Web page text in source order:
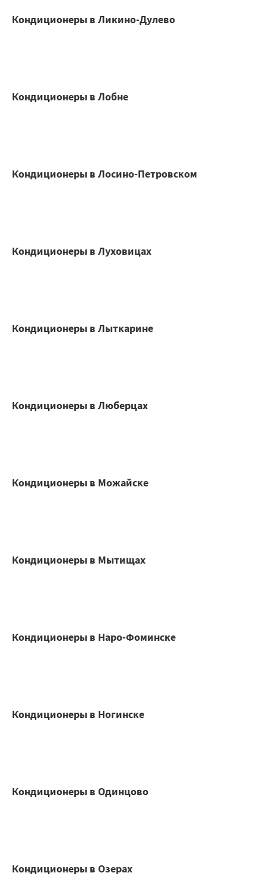
Кондиционеры в Ликино-Дулево
Кондиционеры в Лобне
Кондиционеры в Лосино-Петровском
Кондиционеры в Луховицах
Кондиционеры в Лыткарине
Кондиционеры в Люберцах
Кондиционеры в Можайске
Кондиционеры в Мытищах
Кондиционеры в Наро-Фоминске
Кондиционеры в Ногинске
Кондиционеры в Одинцово
Кондиционеры в Озерах